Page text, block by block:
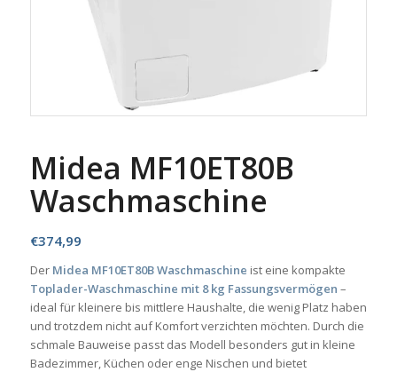
Midea MF10ET80B
Waschmaschine
€374,99
Der Midea MF10ET80B Waschmaschine ist eine kompakte
Toplader-Waschmaschine mit 8 kg Fassungsvermögen –
ideal für kleinere bis mittlere Haushalte, die wenig Platz haben
und trotzdem nicht auf Komfort verzichten möchten. Durch die
schmale Bauweise passt das Modell besonders gut in kleine
Badezimmer, Küchen oder enge Nischen und bietet